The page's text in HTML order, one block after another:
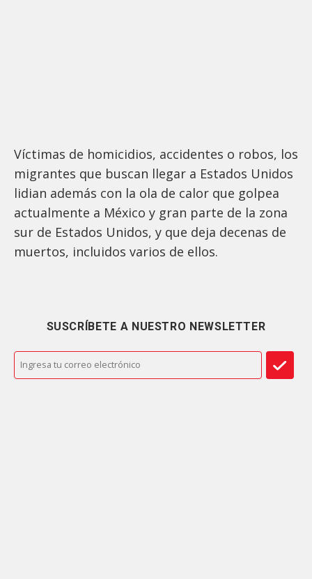
Víctimas de homicidios, accidentes o robos, los
migrantes que buscan llegar a Estados Unidos
lidian además con la ola de calor que golpea
actualmente a México y gran parte de la zona
sur de Estados Unidos, y que deja decenas de
muertos, incluidos varios de ellos.
SUSCRÍBETE A NUESTRO NEWSLETTER